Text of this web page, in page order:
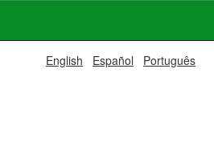
English Español Português